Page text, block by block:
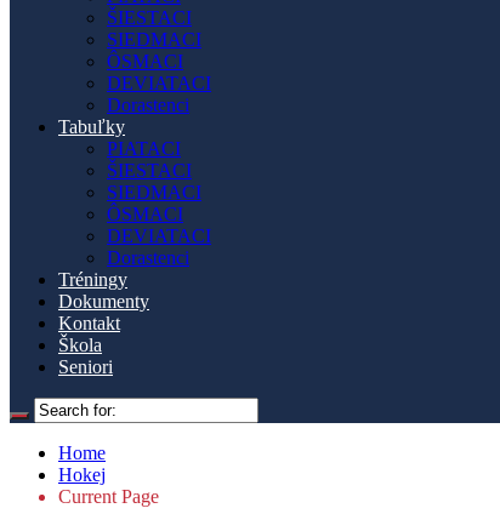
ŠIESTACI
SIEDMACI
ÔSMACI
DEVIATACI
Dorastenci
Tabuľky
PIATACI
ŠIESTACI
SIEDMACI
ÔSMACI
DEVIATACI
Dorastenci
Tréningy
Dokumenty
Kontakt
Škola
Seniori
Home
Hokej
Current Page